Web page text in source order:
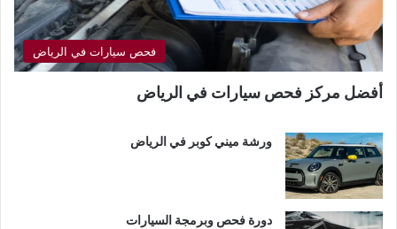
فحص سيارات في الرياض
أفضل مركز فحص سيارات في الرياض
ورشة ميني كوبر في الرياض
دورة فحص وبرمجة السيارات